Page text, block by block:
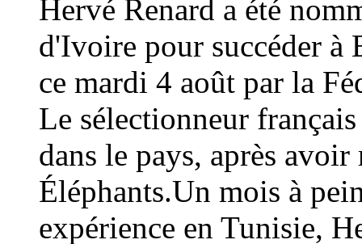
Hervé Renard a été
d'Ivoire pour succéder à
ce mardi 4 août par la
Le sélectionneur
dans le pays, après
Éléphants.Un mois à
expérience en Tunisie,